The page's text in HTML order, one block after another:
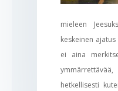
mieleen
keskeinen
ei aina
hetkellisesti